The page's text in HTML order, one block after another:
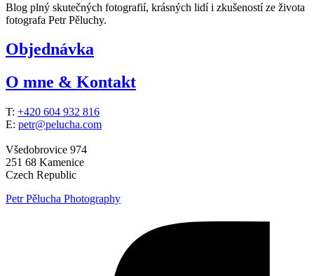
Blog plný skutečných fotografií, krásných lidí i zkušeností ze života
fotografa Petr Pěluchy.
Objednávka
O mne & Kontakt
T: +420 604 932 816
E: petr@pelucha.com
Všedobrovice 974
251 68 Kamenice
Czech Republic
Petr Pělucha Photography